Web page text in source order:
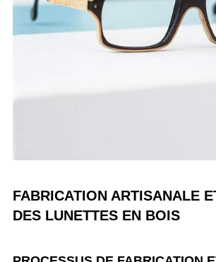
FABRICATION ARTISANALE
DES LUNETTES EN BOIS